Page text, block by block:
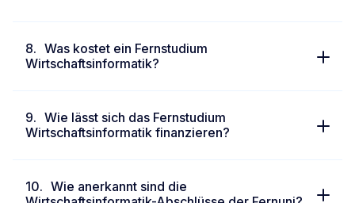
Was kostet ein Fernstudium
Wirtschaftsinformatik?
Wie lässt sich das Fernstudium
Wirtschaftsinformatik finanzieren?
Wie anerkannt sind die